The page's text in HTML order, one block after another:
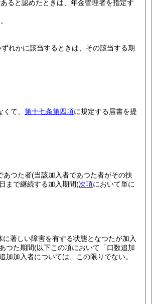
ると認めたときは、年金管理者を指定す
ずれかに該当するときは、その該当する期
て、 第十七条第四項に規定する届書を提
あつた者(当該加入者であつた者がその扶
まで継続する加入期間(次項において単に
に著しい障害を有する状態となつたが加入
つた期間(以下この項において「口数追加
加入者については、この限りでない。